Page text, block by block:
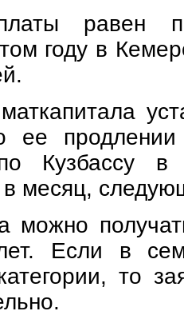
равен
году в
ее
Кузбассу в
месяц,
можно
Если в
то